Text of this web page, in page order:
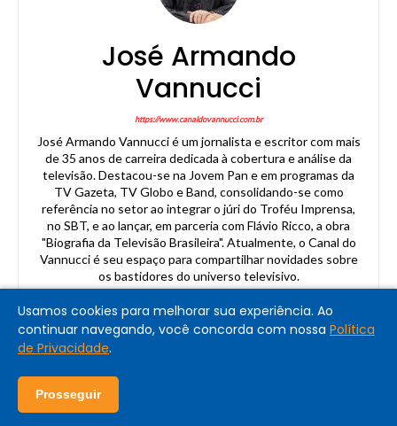
José Armando
Vannucci
https://www.canaldovannucci.com.br
José Armando Vannucci é um jornalista e escritor com mais
de 35 anos de carreira dedicada à cobertura e análise da
televisão. Destacou-se na Jovem Pan e em programas da
TV Gazeta, TV Globo e Band, consolidando-se como
referência no setor ao integrar o júri do Troféu Imprensa,
no SBT, e ao lançar, em parceria com Flávio Ricco, a obra
"Biografia da Televisão Brasileira". Atualmente, o Canal do
Vannucci é seu espaço para compartilhar novidades sobre
os bastidores do universo televisivo.
Usamos cookies para melhorar sua experiência. Ao
continuar navegando, você concorda com nossa Política
de Privacidade.
Prosseguir